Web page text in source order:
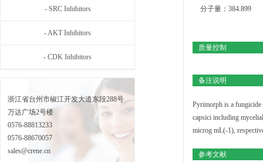
- SRC Inhibitors
- AKT Inhibitors
- CDK Inhibitors
浙江省台州市椒江开发大道东段288号
万达广场2号楼
0576-88813233
0576-88670057
sales@crene.cn
分子量：384.899
质量控制
备注说明
Pyrimorph is a fungicide
capsici including
microg mL(-1),
参考文献